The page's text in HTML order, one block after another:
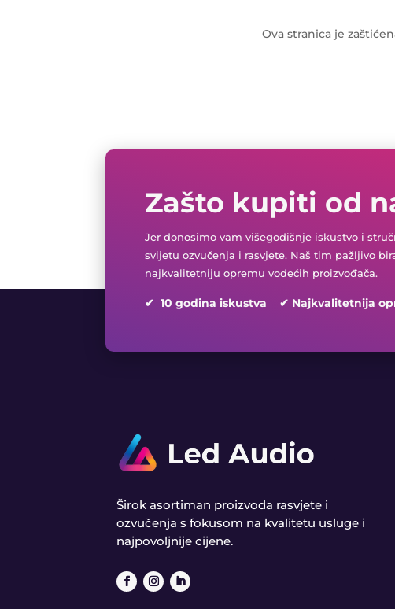
Ova stranica je
Zašto kupiti od
Jer donosimo vam višegodišnje iskustvo i
svijetu ozvučenja i rasvjete. Naš tim pažljivo
najkvalitetniju opremu vodećih proizvođača.
✔ 10 godina iskustva ✔ Najkvalitetnija
Širok asortiman proizvoda rasvjete i
ozvučenja s fokusom na kvalitetu usluge i
najpovoljnije cijene.